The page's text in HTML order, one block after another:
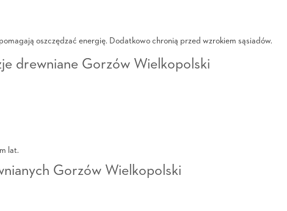
oszczędzać energię. Dodatkowo chronią przed wzrokiem sąsiadów.
drewniane Gorzów Wielkopolski
lat.
Gorzów Wielkopolski